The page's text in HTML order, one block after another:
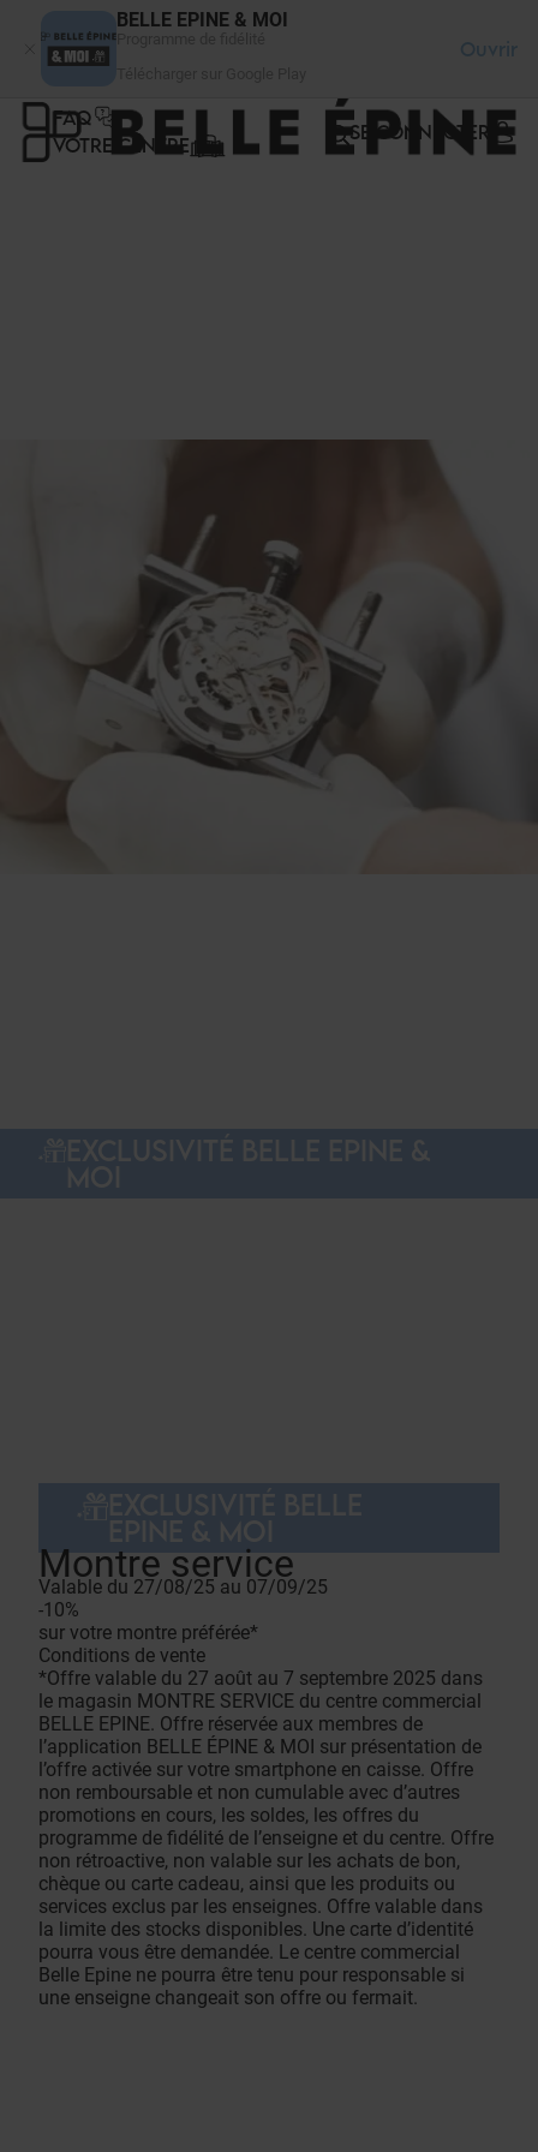
BELLE EPINE & MOI
Ouvrir
FAQ
VOTRE CENTRE
SE CONNECTER
Montre service
Valable du 27/08/25 au 07/09/25
-10%
sur votre montre préférée*
Conditions de vente
*Offre valable du 27 août au 7 septembre 2025 dans
le magasin MONTRE SERVICE du centre commercial
BELLE EPINE. Offre réservée aux membres de
l’application BELLE ÉPINE & MOI sur présentation de
l’offre activée sur votre smartphone en caisse. Offre
non remboursable et non cumulable avec d’autres
promotions en cours, les soldes, les offres du
programme de fidélité de l’enseigne et du centre. Offre
non rétroactive, non valable sur les achats de bon,
chèque ou carte cadeau, ainsi que les produits ou
services exclus par les enseignes. Offre valable dans
la limite des stocks disponibles. Une carte d’identité
pourra vous être demandée. Le centre commercial
Belle Epine ne pourra être tenu pour responsable si
une enseigne changeait son offre ou fermait.
Panneau de gestion des cookies